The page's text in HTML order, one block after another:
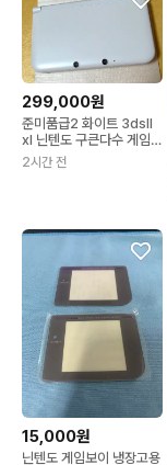
299,000원
준미품급2 화이트 3dsll
xl 닌텐도 구큰다수 게임보
이 dslite
2시간 전
15,000원
닌텐도 게임보이 냉장고용